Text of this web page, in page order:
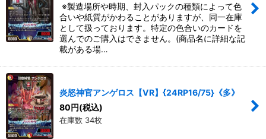
※製造場所や時期、封入パックの種類によって色
合いや紙質がかわることがありますが、同一在庫
として扱っております。特定の色合いのカードを
選んでのご購入はできません。(商品名に詳細な記
載がある場…
炎怒神官アンゲロス【VR】{24RP16/75}《多》
80円(税込)
在庫数 34枚